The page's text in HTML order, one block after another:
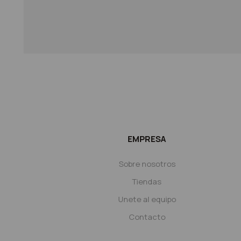
EMPRESA
Sobre nosotros
Tiendas
Unete al equipo
Contacto